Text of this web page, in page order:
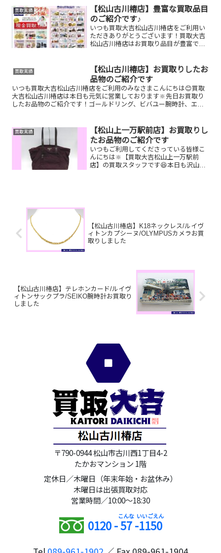
品物はございませんか？そのお品物ぜ
ひ！買取大吉松山古川...
買取実績
【松山古川椿店】豊富な買取品目
のご紹介です♪
いつも買取大吉松山古川椿店をご利用い
ただきありがとうございます！買取大吉
松山古川椿店はお買取り品目が豊富で
たものや、片手でお持ちいただけるもの
ならお買取りできるお品が...
買取実績
【松山古川椿店】お買取りしたお
品物のご紹介です
いつも買取大吉松山古川椿店をご利用のみなさまこんにちは😊買取
大吉松山古川椿店は本日も元気に営業しております🔆先日お買取り
したお品物のご紹介です！ゴールドリング、ビバユー腕時計、エメ
買取実績
【松山上一万駅前店】お買取りし
たお品物のご紹介です
いつもご利用してくださっている皆様こ
んにちは🔆【買取大吉松山上一万駅前
店】の買取スタッフです😆本日も沢山の
【松山古川椿店】K18ネックレス/ルイヴ
ィトンカプシーヌ/OLYMPUSカメラお買
取りしました
【松山古川椿店】テレホンカード/ルイヴ
ィトンサックプラ/SEIKO腕時計お買取り
しました
〒790-0944 松山市古川西1丁目4-2
たかおマンション 1階
定休日／木曜日（年末年始・お盆休み）
木曜日は出張買取対応
営業時間／10:00～18:30
0120 -57-1150